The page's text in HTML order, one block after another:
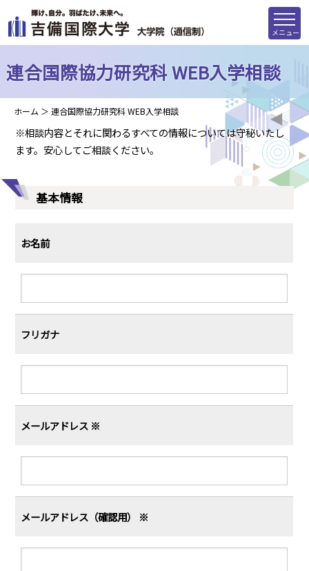
メニュー
連合国際協力研究科 WEB入学相談
ホーム ＞ 連合国際協力研究科 WEB入学相談
※相談内容とそれに関わるすべての情報については守秘いたし
ます。安心してご相談ください。
基本情報
お名前
フリガナ
メールアドレス ※
メールアドレス（確認用） ※